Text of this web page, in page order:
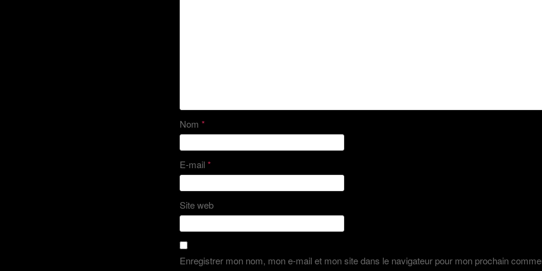
Nom *
E-mail*
Site web
Enregistrer mon nom, mon e-mail et mon site dans le navigateur pour mon prochain